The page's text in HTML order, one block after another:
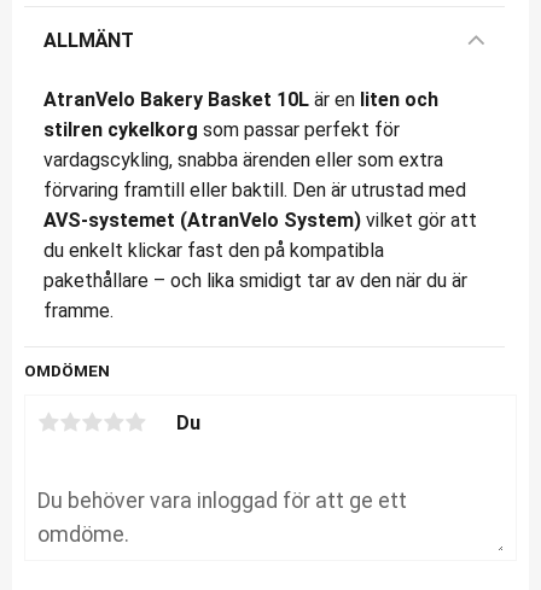
ALLMÄNT
AtranVelo Bakery Basket 10L är en liten och
stilren cykelkorg som passar perfekt för
vardagscykling, snabba ärenden eller som extra
förvaring framtill eller baktill. Den är utrustad med
AVS-systemet (AtranVelo System) vilket gör att
du enkelt klickar fast den på kompatibla
pakethållare – och lika smidigt tar av den när du är
framme.
OMDÖMEN
Du